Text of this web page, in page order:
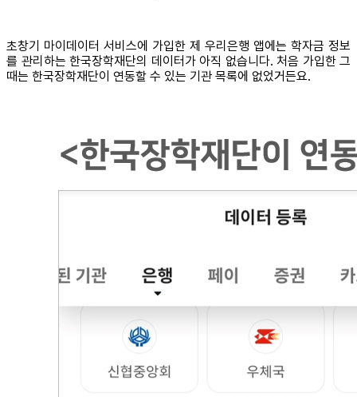
초창기 마이데이터 서비스에 가입한 제 우리은행 앱에는 학자금 정보
를 관리하는 한국장학재단의 데이터가 아직 없습니다. 처음 가입한 그
때는 한국장학재단이 연동할 수 있는 기관 목록에 없었거든요.